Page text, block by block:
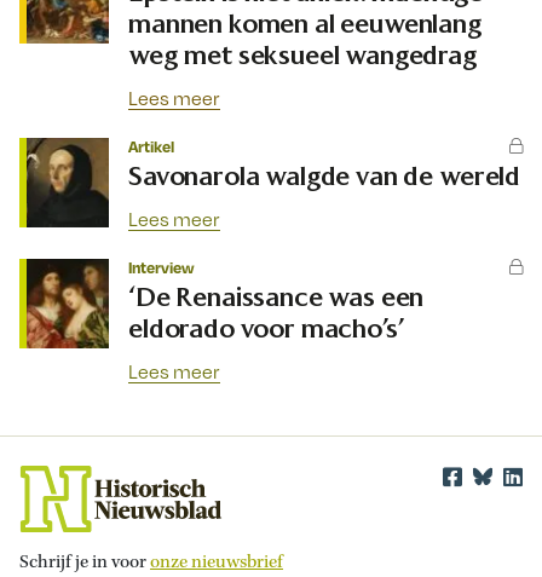
mannen komen al eeuwenlang
weg met seksueel wangedrag
Lees meer
Artikel
Savonarola walgde van de wereld
Lees meer
Interview
‘De Renaissance was een
eldorado voor macho’s’
Lees meer
Schrijf je in vooronze nieuwsbrief